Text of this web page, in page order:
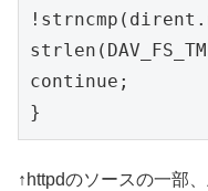
continue;
}
↑httpdのソースの一部